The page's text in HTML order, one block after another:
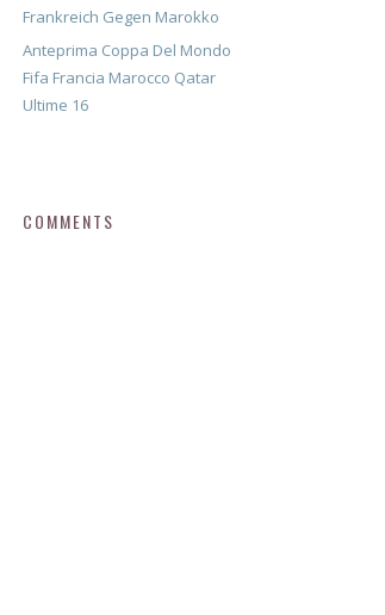
Frankreich Gegen Marokko
Anteprima Coppa Del Mondo
Fifa Francia Marocco Qatar
Ultime 16
COMMENTS